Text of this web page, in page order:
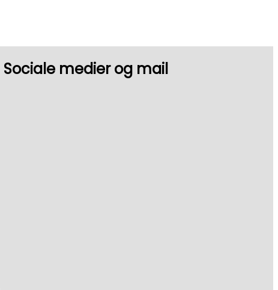
Sociale medier og mail